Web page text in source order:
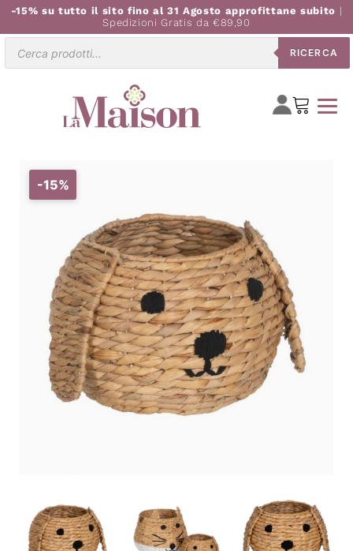
-15% su tutto il sito fino al 31 Agosto approfittane subito |
Spedizioni Gratis da €89,90
RICERCA
-15%